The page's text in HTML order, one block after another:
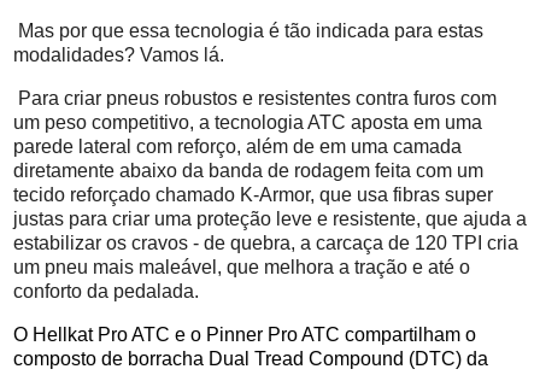
Mas por que essa tecnologia é tão indicada para estas
modalidades? Vamos lá.
Para criar pneus robustos e resistentes contra furos com
um peso competitivo, a tecnologia ATC aposta em uma
parede lateral com reforço, além de em uma camada
diretamente abaixo da banda de rodagem feita com um
tecido reforçado chamado K-Armor, que usa fibras super
justas para criar uma proteção leve e resistente, que ajuda a
estabilizar os cravos - de quebra, a carcaça de 120 TPI cria
um pneu mais maleável, que melhora a tração e até o
conforto da pedalada.
O Hellkat Pro ATC e o Pinner Pro ATC compartilham o
composto de borracha Dual Tread Compound (DTC) da